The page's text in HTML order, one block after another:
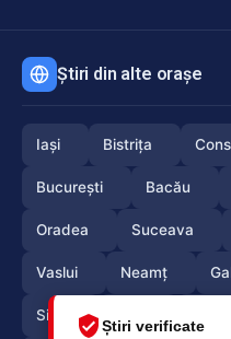
Știri verificate
Știri din alte orașe
Iași Bistrița
București Bacău
Oradea Suceava
Vaslui Neamț
Sibiu